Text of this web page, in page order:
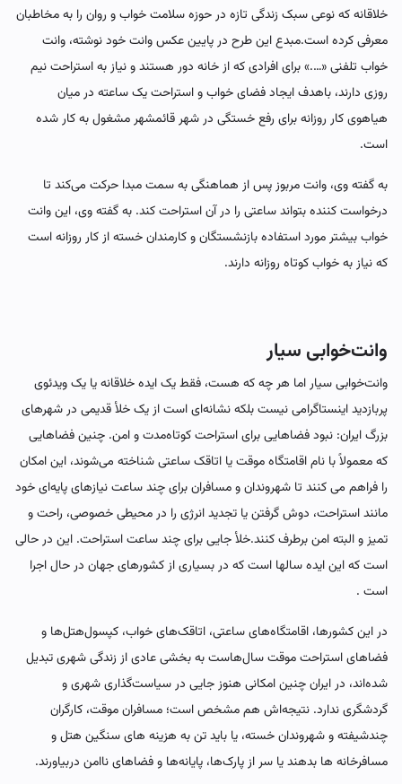
خلاقانه که نوعی سبک زندگی تازه در حوزه سلامت خواب و روان را به مخاطبان
معرفی کرده است.مبدع این طرح در پایین عکس وانت خود نوشته، وانت
خواب تلفنی «….» برای افرادی که از خانه دور هستند و نیاز به استراحت نیم
روزی دارند، باهدف ایجاد فضای خواب و استراحت یک ساعته در میان
هیاهوی کار روزانه برای رفع خستگی در شهر قائمشهر مشغول به کار شده
است.
به گفته وی، وانت مربوز پس از هماهنگی به سمت مبدا حرکت می‌کند تا
درخواست کننده بتواند ساعتی را در آن استراحت کند. به گفته وی، این وانت
خواب بیشتر مورد استفاده بازنشستگان و کارمندان خسته از کار روزانه است
که نیاز به خواب کوتاه روزانه دارند.
وانت‌خوابی سیار
وانت‌خوابی سیار اما هر چه که هست، فقط یک ایده خلاقانه یا یک ویدئوی
پربازدید اینستاگرامی نیست بلکه نشانه‌ای است از یک خلأ قدیمی در شهرهای
بزرگ ایران: نبود فضاهایی برای استراحت کوتاه‌مدت و امن. چنین فضاهایی
که معمولاً با نام اقامتگاه موقت یا اتاقک ساعتی شناخته می‌شوند، این امکان
را فراهم می کنند تا شهروندان و مسافران برای چند ساعت نیازهای پایه‌ای خود
مانند استراحت، دوش گرفتن یا تجدید انرژی را در محیطی خصوصی، راحت و
تمیز و البته امن برطرف کنند.خلأ جایی برای چند ساعت استراحت. این در حالی
است که این ایده سالها است که در بسیاری از کشورهای جهان در حال اجرا
است .
در این کشورها، اقامتگاه‌های ساعتی، اتاقک‌های خواب، کپسول‌هتل‌ها و
فضاهای استراحت موقت سال‌هاست به بخشی عادی از زندگی شهری تبدیل
شده‌اند، در ایران چنین امکانی هنوز جایی در سیاست‌گذاری شهری و
گردشگری ندارد. نتیجه‌اش هم مشخص است؛ مسافران موقت، کارگران
چندشیفته و شهروندان خسته، یا باید تن به هزینه های سنگین هتل و
مسافرخانه ها بدهند یا سر از پارک‌ها، پایانه‌ها و فضاهای ناامن دربیاورند.